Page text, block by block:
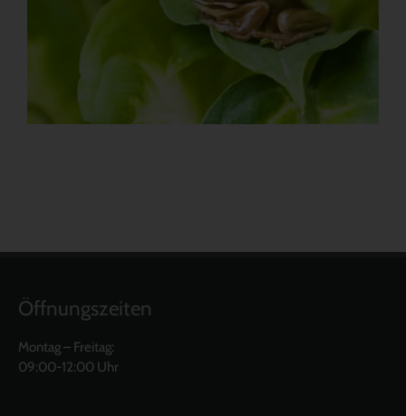
Öffnungszeiten
Montag – Freitag:
09:00-12:00 Uhr